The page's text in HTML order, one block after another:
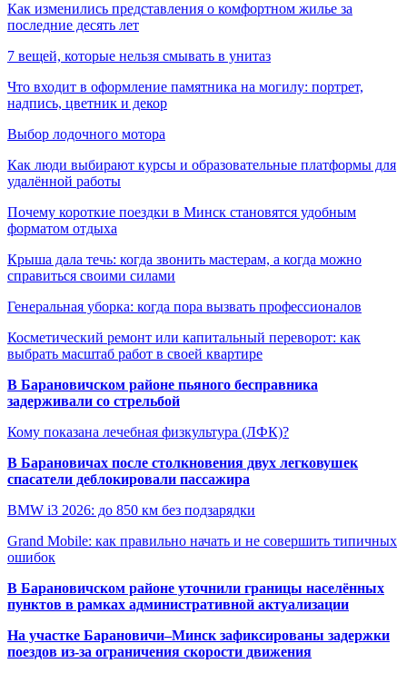
Как изменились представления о комфортном жилье за
последние десять лет
7 вещей, которые нельзя смывать в унитаз
Что входит в оформление памятника на могилу: портрет,
надпись, цветник и декор
Выбор лодочного мотора
Как люди выбирают курсы и образовательные платформы для
удалённой работы
Почему короткие поездки в Минск становятся удобным
форматом отдыха
Крыша дала течь: когда звонить мастерам, а когда можно
справиться своими силами
Генеральная уборка: когда пора вызвать профессионалов
Косметический ремонт или капитальный переворот: как
выбрать масштаб работ в своей квартире
В Барановичском районе пьяного бесправника
задерживали со стрельбой
Кому показана лечебная физкультура (ЛФК)?
В Барановичах после столкновения двух легковушек
спасатели деблокировали пассажира
BMW i3 2026: до 850 км без подзарядки
Grand Mobile: как правильно начать и не совершить типичных
ошибок
В Барановичском районе уточнили границы населённых
пунктов в рамках административной актуализации
На участке Барановичи–Минск зафиксированы задержки
поездов из-за ограничения скорости движения